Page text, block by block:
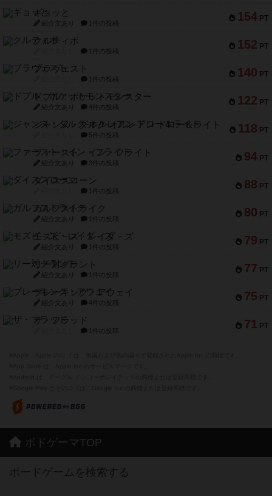
154 PT
ギョッと
紹介文あり 1件の投稿
152 PT
クルティボ
1件の投稿
140 PT
ブラヴェスト
1件の投稿
122 PT
ドブル：ポケットモンスター
紹介文あり 4件の投稿
118 PT
ジャンヌ・ダルク-オルレアン ドロー＆ライト
5件の投稿
94 PT
ファースト・イン・フライト
紹介文あり 3件の投稿
88 PT
ダイススローン
1件の投稿
80 PT
ガルフストライク
紹介文あり 1件の投稿
79 PT
モズビ－ズ・レイダ－ズ
紹介文あり 1件の投稿
77 PT
リー対グラント
紹介文あり 1件の投稿
75 PT
ブレーキング・アウェイ
紹介文あり 4件の投稿
71 PT
ザ・フラッド
1件の投稿
ボドゲーマTOP
ボードゲームを検索する